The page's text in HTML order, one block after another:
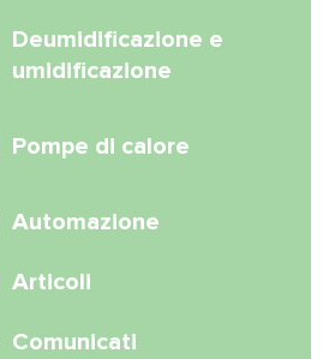
Deumidificazione e
umidificazione
Pompe di calore
Automazione
Articoli
Comunicati